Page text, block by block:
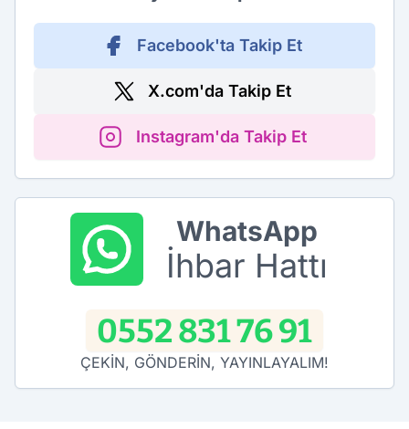
Facebook'ta Takip Et
X.com'da Takip Et
Instagram'da Takip Et
WhatsApp
İhbar Hattı
0552 831 76 91
ÇEKİN, GÖNDERİN, YAYINLAYALIM!